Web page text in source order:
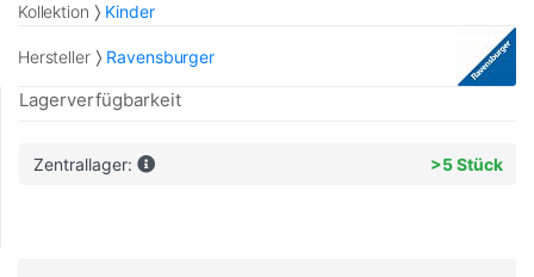
Kollektion Kinder
Hersteller Ravensburger
Lagerverfügbarkeit
Zentrallager: >5 Stück